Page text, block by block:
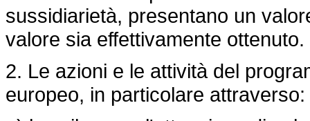
sussidiarietà, presentano un
valore sia effettivamente ottenuto.
2. Le azioni e le attività del
europeo, in particolare attraverso: